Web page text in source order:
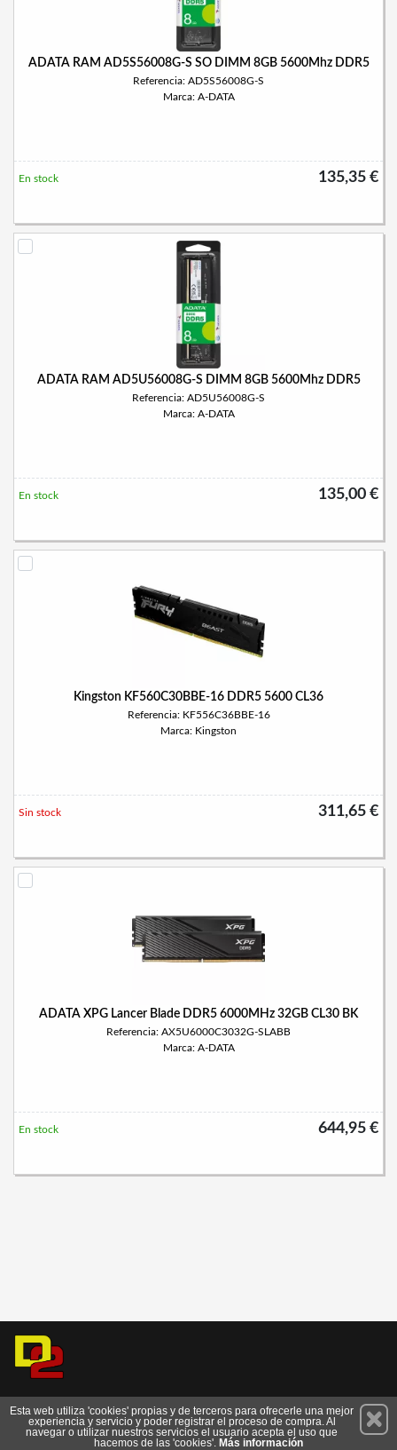
ADATA RAM AD5S56008G-S SO DIMM 8GB 5600Mhz DDR5
Referencia: AD5S56008G-S
Marca: A-DATA
135,35 €
En stock
ADATA RAM AD5U56008G-S DIMM 8GB 5600Mhz DDR5
Referencia: AD5U56008G-S
Marca: A-DATA
135,00 €
En stock
Kingston KF560C30BBE-16 DDR5 5600 CL36
Referencia: KF556C36BBE-16
Marca: Kingston
311,65 €
Sin stock
ADATA XPG Lancer Blade DDR5 6000MHz 32GB CL30 BK
Referencia: AX5U6000C3032G-SLABB
Marca: A-DATA
644,95 €
En stock
Suscríbete
Esta web utiliza 'cookies' propias y de terceros para ofrecerle una mejor
experiencia y servicio y poder registrar el proceso de compra. Al
navegar o utilizar nuestros servicios el usuario acepta el uso que
hacemos de las 'cookies'. Más información